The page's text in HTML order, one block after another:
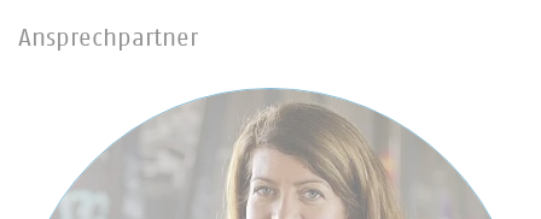
Ansprechpartner